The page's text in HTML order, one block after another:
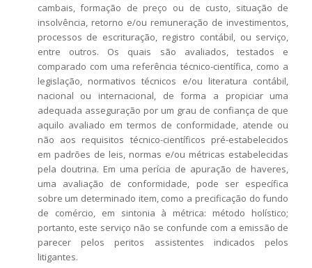
cambais, formação de preço ou de custo, situação de
insolvência, retorno e/ou remuneração de investimentos,
processos de escrituração, registro contábil, ou serviço,
entre outros. Os quais são avaliados, testados e
comparado com uma referência técnico-científica, como a
legislação, normativos técnicos e/ou literatura contábil,
nacional ou internacional, de forma a propiciar uma
adequada asseguração por um grau de confiança de que
aquilo avaliado em termos de conformidade, atende ou
não aos requisitos técnico-científicos pré-estabelecidos
em padrões de leis, normas e/ou métricas estabelecidas
pela doutrina. Em uma perícia de apuração de haveres,
uma avaliação de conformidade, pode ser específica
sobre um determinado item, como a precificação do fundo
de comércio, em sintonia à métrica: método holístico;
portanto, este serviço não se confunde com a emissão de
parecer pelos peritos assistentes indicados pelos
litigantes.